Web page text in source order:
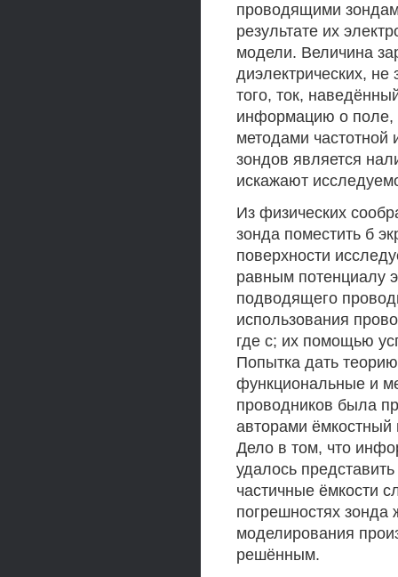
проводящими
результате их
модели. Величина
диэлектрических,
того, ток,
информацию о поле,
методами
зондов является
искажают
Из физических
зонда поместить б
поверхности
равным потенциалу
подводящего
использования
где с; их помощью
Попытка дать
функциональные и
проводников была
авторами
Дело в том, что
удалось
частичные ёмкости
погрешностях зонда
моделирования
решённым.